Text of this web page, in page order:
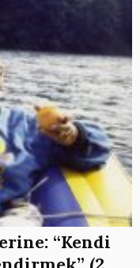
“Kendi